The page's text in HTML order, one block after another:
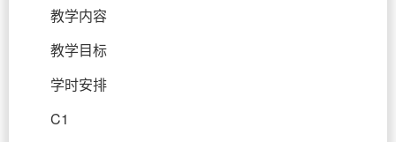
教学内容
教学目标
学时安排
C1